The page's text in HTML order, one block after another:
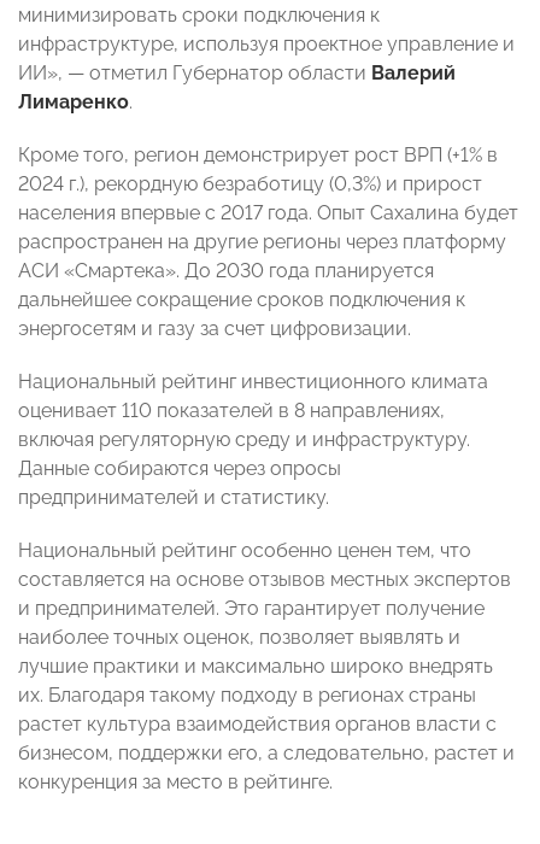
минимизировать сроки подключения к
инфраструктуре, используя проектное управление и
ИИ», — отметил Губернатор области Валерий
Лимаренко.
Кроме того, регион демонстрирует рост ВРП (+1% в
2024 г.), рекордную безработицу (0,3%) и прирост
населения впервые с 2017 года. Опыт Сахалина будет
распространен на другие регионы через платформу
АСИ «Смартека». До 2030 года планируется
дальнейшее сокращение сроков подключения к
энергосетям и газу за счет цифровизации.
Национальный рейтинг инвестиционного климата
оценивает 110 показателей в 8 направлениях,
включая регуляторную среду и инфраструктуру.
Данные собираются через опросы
предпринимателей и статистику.
Национальный рейтинг особенно ценен тем, что
составляется на основе отзывов местных экспертов
и предпринимателей. Это гарантирует получение
наиболее точных оценок, позволяет выявлять и
лучшие практики и максимально широко внедрять
их. Благодаря такому подходу в регионах страны
растет культура взаимодействия органов власти с
бизнесом, поддержки его, а следовательно, растет и
конкуренция за место в рейтинге.